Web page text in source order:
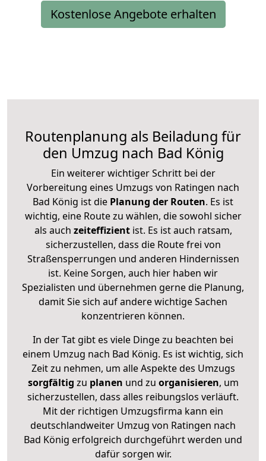
Kostenlose Angebote erhalten
Routenplanung als Beiladung für
den Umzug nach Bad König
Ein weiterer wichtiger Schritt bei der
Vorbereitung eines Umzugs von Ratingen nach
Bad König ist die Planung der Routen. Es ist
wichtig, eine Route zu wählen, die sowohl sicher
als auch zeiteffizientist. Es ist auch ratsam,
sicherzustellen, dass die Route frei von
Straßensperrungen und anderen Hindernissen
ist. Keine Sorgen, auch hier haben wir
Spezialisten und übernehmen gerne die Planung,
damit Sie sich auf andere wichtige Sachen
konzentrieren können.
In der Tat gibt es viele Dinge zu beachten bei
einem Umzug nach Bad König. Es ist wichtig, sich
Zeit zu nehmen, um alle Aspekte des Umzugs
sorgfältig zu planen und zu organisieren, um
sicherzustellen, dass alles reibungslos verläuft.
Mit der richtigen Umzugsfirma kann ein
deutschlandweiter Umzug von Ratingen nach
Bad König erfolgreich durchgeführt werden und
dafür sorgen wir.